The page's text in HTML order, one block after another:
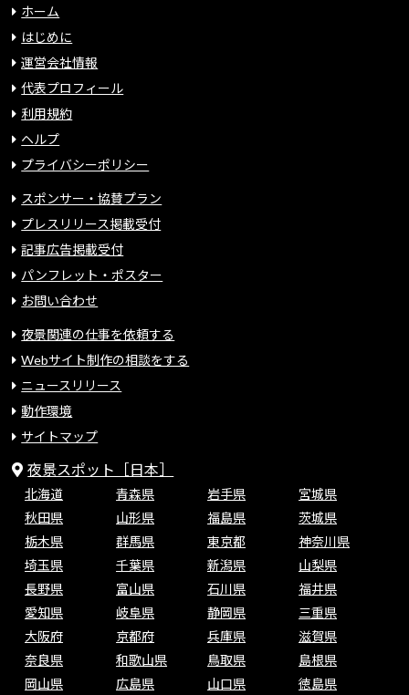
ホーム
はじめに
運営会社情報
代表プロフィール
利用規約
ヘルプ
プライバシーポリシー
スポンサー・協賛プラン
プレスリリース掲載受付
記事広告掲載受付
パンフレット・ポスター
お問い合わせ
夜景関連の仕事を依頼する
Webサイト制作の相談をする
ニュースリリース
動作環境
サイトマップ
夜景スポット［日本］
北海道 青森県 岩手県
宮城県
秋田県
山形県 福島県
茨城県
栃木県
群馬県 東京都
神奈川県
埼玉県
千葉県 新潟県
山梨県
長野県
富山県 石川県
福井県
愛知県
岐阜県 静岡県
三重県
大阪府
京都府 兵庫県
滋賀県
奈良県
和歌山県 鳥取県
島根県
岡山県
広島県 山口県
徳島県